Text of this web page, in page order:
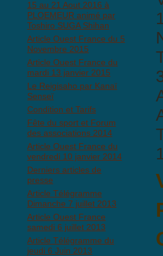
15 au 21 Aout 2016 à
PLOEMEUR animé par
Toshiro SUGA Shihan
Article Ouest France du 5
Novembre 2015
Article Ouest France du
mardi 13 janvier 2015
Le Reigisaho par Kanaï
Senseï
Condition et Tarifs
Fête du sport et Forum
des associations 2014
Article Ouest France du
vendredi 10 janvier 2014
Derniers articles de
presse
Article Télégramme
Dimanche 7 juillet 2013
Article Ouest France
samedi 6 juillet 2013
Article Télégramme du
jeudi 6 Juin 2013